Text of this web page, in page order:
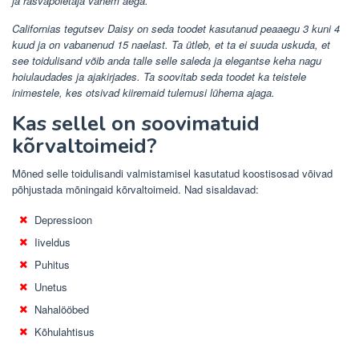
Californias tegutsev Daisy on seda toodet kasutanud peaaegu 3 kuni 4
kuud ja on vabanenud 15 naelast. Ta ütleb, et ta ei suuda uskuda, et
see toidulisand võib anda talle selle saleda ja elegantse keha nagu
hoiulaudades ja ajakirjades. Ta soovitab seda toodet ka teistele
inimestele, kes otsivad kiiremaid tulemusi lühema ajaga.
Kas sellel on soovimatuid
kõrvaltoimeid?
Mõned selle toidulisandi valmistamisel kasutatud koostisosad võivad
põhjustada mõningaid kõrvaltoimeid. Nad sisaldavad:
Depressioon
Iiveldus
Puhitus
Unetus
Nahalööbed
Kõhulahtisus